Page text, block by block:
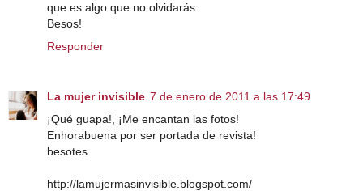
que es algo que no olvidarás.
Besos!
Responder
La mujer invisible 7 de enero de 2011 a las 17:49
¡Qué guapa!, ¡Me encantan las fotos!
Enhorabuena por ser portada de revista!
besotes
http://lamujermasinvisible.blogspot.com/